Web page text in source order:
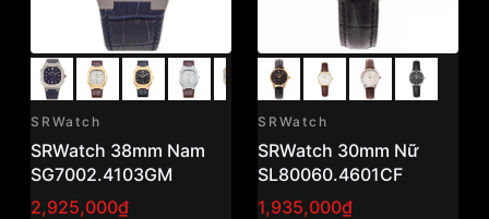
SRWatch
SRWatch 38mm Nam
SG7002.4103GM
2,925,000₫
SRWatch
SRWatch 30mm Nữ
SL80060.4601CF
1,935,000₫